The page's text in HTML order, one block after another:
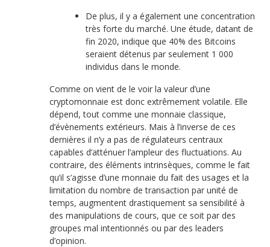
De plus, il y a également une concentration
très forte du marché. Une étude, datant de
fin 2020, indique que 40% des Bitcoins
seraient détenus par seulement 1 000
individus dans le monde.
Comme on vient de le voir la valeur d’une
cryptomonnaie est donc extrêmement volatile. Elle
dépend, tout comme une monnaie classique,
d’évènements extérieurs. Mais à l’inverse de ces
dernières il n’y a pas de régulateurs centraux
capables d’atténuer l’ampleur des fluctuations. Au
contraire, des éléments intrinsèques, comme le fait
qu’il s’agisse d’une monnaie du fait des usages et la
limitation du nombre de transaction par unité de
temps, augmentent drastiquement sa sensibilité à
des manipulations de cours, que ce soit par des
groupes mal intentionnés ou par des leaders
d’opinion.